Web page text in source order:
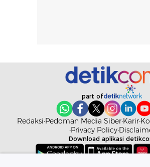
part of
RedaksiPedoman Media SiberKarir
Privacy Policy
Download aplikasi